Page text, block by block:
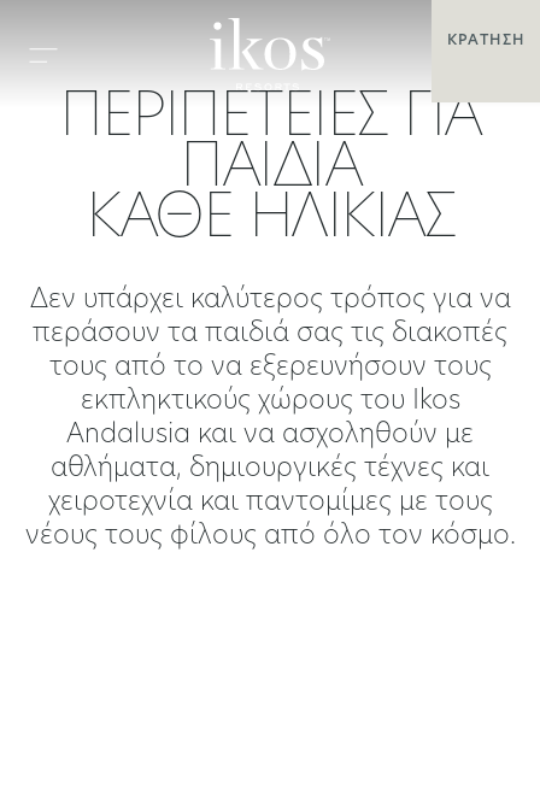
ΚΡΆΤΗΣΗ
ΠΕΡΙΠΈΤΕΙΕΣ ΓΙΑ
ΠΑΙΔΙΆ
ΚΆΘΕ ΗΛΙΚΊΑΣ
Δεν υπάρχει καλύτερος τρόπος για να
περάσουν τα παιδιά σας τις διακοπές
τους από το να εξερευνήσουν τους
εκπληκτικούς χώρους του Ikos
Andalusia και να ασχοληθούν με
αθλήματα, δημιουργικές τέχνες και
χειροτεχνία και παντομίμες με τους
νέους τους φίλους από όλο τον κόσμο.